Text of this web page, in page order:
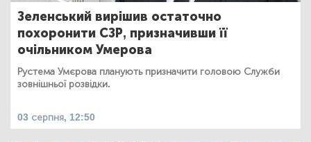
Зеленський вирішив остаточно
похоронити СЗР, призначивши її
очільником Умерова
Рустема Умєрова планують призначити головою Служби
зовнішньої розвідки.
03 серпня, 12:50